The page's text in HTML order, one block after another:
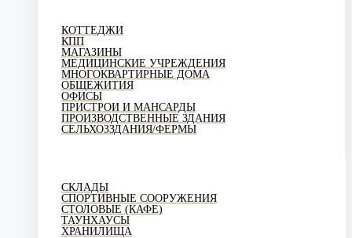
КОТТЕДЖИ
КПП
МАГАЗИНЫ
МЕДИЦИНСКИЕ УЧРЕЖДЕНИЯ
МНОГОКВАРТИРНЫЕ ДОМА
ОБЩЕЖИТИЯ
ОФИСЫ
ПРИСТРОИ И МАНСАРДЫ
ПРОИЗВОДСТВЕННЫЕ ЗДАНИЯ
СЕЛЬХОЗЗДАНИЯ/ФЕРМЫ
СКЛАДЫ
СПОРТИВНЫЕ СООРУЖЕНИЯ
СТОЛОВЫЕ (КАФЕ)
ТАУНХАУСЫ
ХРАНИЛИЩА